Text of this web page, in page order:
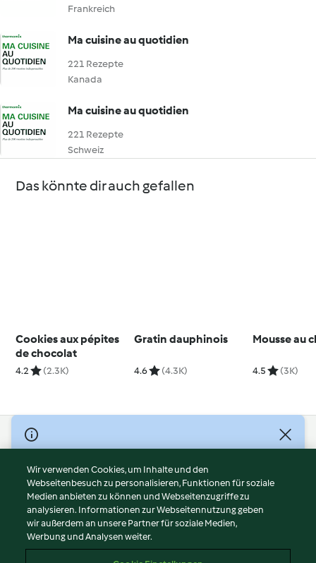
Frankreich
Ma cuisine au quotidien
221 Rezepte
Kanada
Ma cuisine au quotidien
221 Rezepte
Schweiz
Das könnte dir auch gefallen
Cookies aux pépites
de chocolat
4.2 (2.3K)
Gratin dauphinois
4.6 (4.3K)
Mousse au
4.5 (3K)
© Copyright 2026
Nutzungsbedingungen
Datenschutzrichtlinien
Disclaimer
Impressum
Cookies
Wir verwenden Cookies, um Inhalte und den
Webseitenbesuch zu personalisieren, Funktionen für soziale
Medien anbieten zu können und Webseitenzugriffe zu
analysieren. Informationen zur Webseitennutzung geben
wir außerdem an unsere Partner für soziale Medien,
Werbung und Analysen weiter.